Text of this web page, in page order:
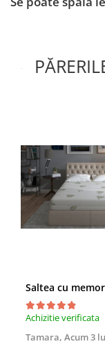
Achizitie verificata
Tamara, Acum 3